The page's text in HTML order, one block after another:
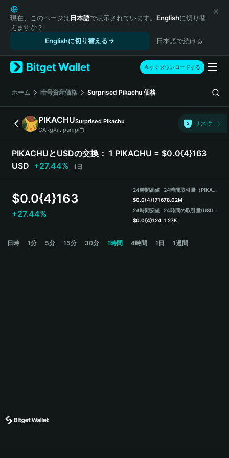
English
日本語
Tiếng Việt
Español (Latinoamérica)
Türkçe
Français
Deutsch
简体中文
繁體中文
Português (Portugal)
Bahasa Indonesia
ภาษาไทย
हिन्दी
Español
Português (Brasil)
現在、このページは日本語で表示されています。 Englishに切り替
えますか？
Englishに切り替える
日本語で続ける
今すぐダウンロードする
ホーム 暗号資産価格 Surprised Pikachu 価格
PIKACHUSurprised Pikachu
GARgXi...pump
リスク
PIKACHUとUSDの交換： 1 PIKACHU = $0.0{4}163
USD +27.44% 1日
$0.0{4}163
+27.44%
24時間高値
$0.0{4}1716
24時間安値
$0.0{4}124
24時間取引量（PIKACHU）
78.02M
24時間の取引量(USDT)
1.27K
日時 1分 5分 15分 30分 1時間 4時間 1日 1週間